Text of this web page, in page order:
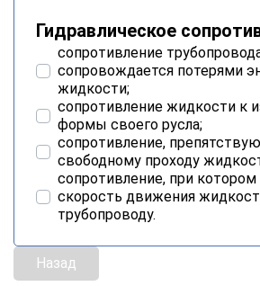
Гидравлическое
сопротивление
сопровождается потерями
жидкости;
сопротивление жидкости к
формы своего русла;
сопротивление,
свободному проходу
сопротивление, при котором
скорость движения
трубопроводу.
Назад